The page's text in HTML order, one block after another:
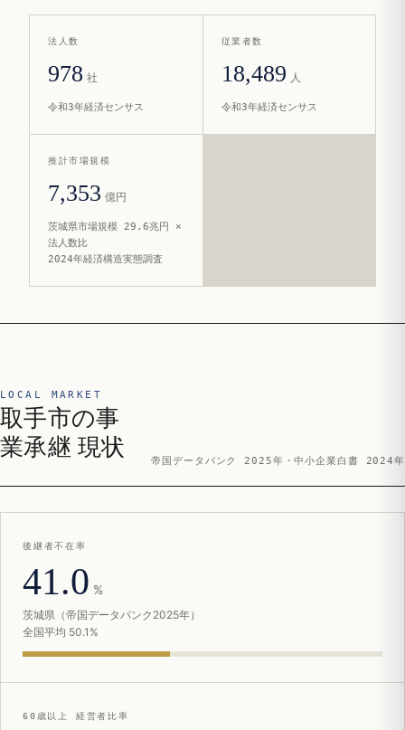
法人数
978 社
令和3年経済センサス
従業者数
18,489 人
令和3年経済センサス
推計市場規模
7,353 億円
茨城県市場規模 29.6兆円 ×
法人数比
2024年経済構造実態調査
LOCAL MARKET
取手市の事
業承継 現状
帝国データバンク 2025年・中小企業白書 2024年
後継者不在率
41.0 %
茨城県（帝国データバンク2025年）
全国平均 50.1%
60歳以上 経営者比率